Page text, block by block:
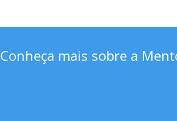
Conheça mais sobre a